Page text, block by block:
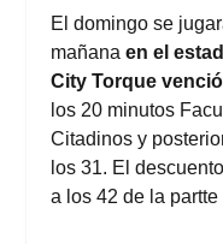
El domingo se
mañanaen el
City Torque
los 20 minutos
Citadinos y
los 31. El
a los 42 de la